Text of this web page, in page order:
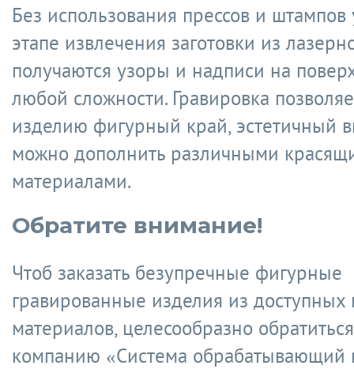
Без использования прессов и
этапе извлечения заготовки из
получаются узоры и надписи на
любой сложности. Гравировка
изделию фигурный край, эстетичный
можно дополнить различными
материалами.
Обратите внимание!
Чтоб заказать безупречные фигурные
гравированные изделия из доступных
материалов, целесообразно
компанию «Система обрабатывающий